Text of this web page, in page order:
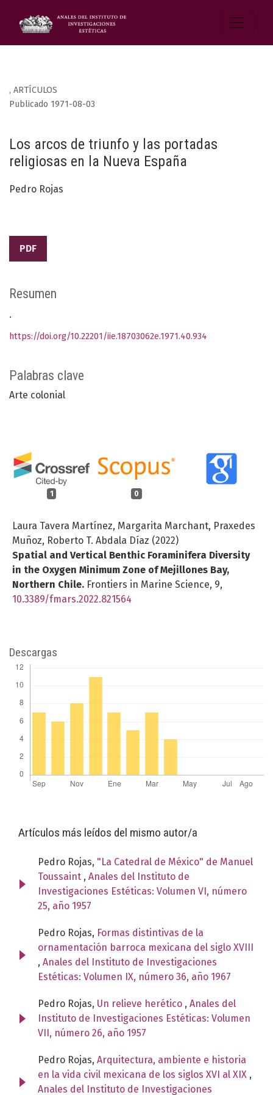
, ARTÍCULOS
Los arcos de triunfo y las portadas
religiosas en la Nueva España
Publicado 1971-08-03
Pedro Rojas
PDF
Palabras clave
Arte colonial
1 0
Laura Tavera Martínez, Margarita Marchant, Praxedes
Muñoz, Roberto T. Abdala Díaz (2022)
Spatial and Vertical Benthic Foraminifera Diversity
in the Oxygen Minimum Zone of Mejillones Bay,
Northern Chile. Frontiers in Marine Science, 9,
10.3389/fmars.2022.821564
Resumen
.
https://doi.org/10.22201/iie.18703062e.1971.40.934
Descargas
Artículos más leídos del mismo autor/a
Pedro Rojas, "La Catedral de México" de Manuel
Toussaint , Anales del Instituto de
Investigaciones Estéticas: Volumen VI, número
25, año 1957
Pedro Rojas, Formas distintivas de la
ornamentación barroca mexicana del siglo XVIII
, Anales del Instituto de Investigaciones
Estéticas: Volumen IX, número 36, año 1967
Pedro Rojas, Un relieve herético , Anales del
Instituto de Investigaciones Estéticas: Volumen
VII, número 26, año 1957
Pedro Rojas, Arquitectura, ambiente e historia
en la vida civil mexicana de los siglos XVI al XIX ,
Anales del Instituto de Investigaciones